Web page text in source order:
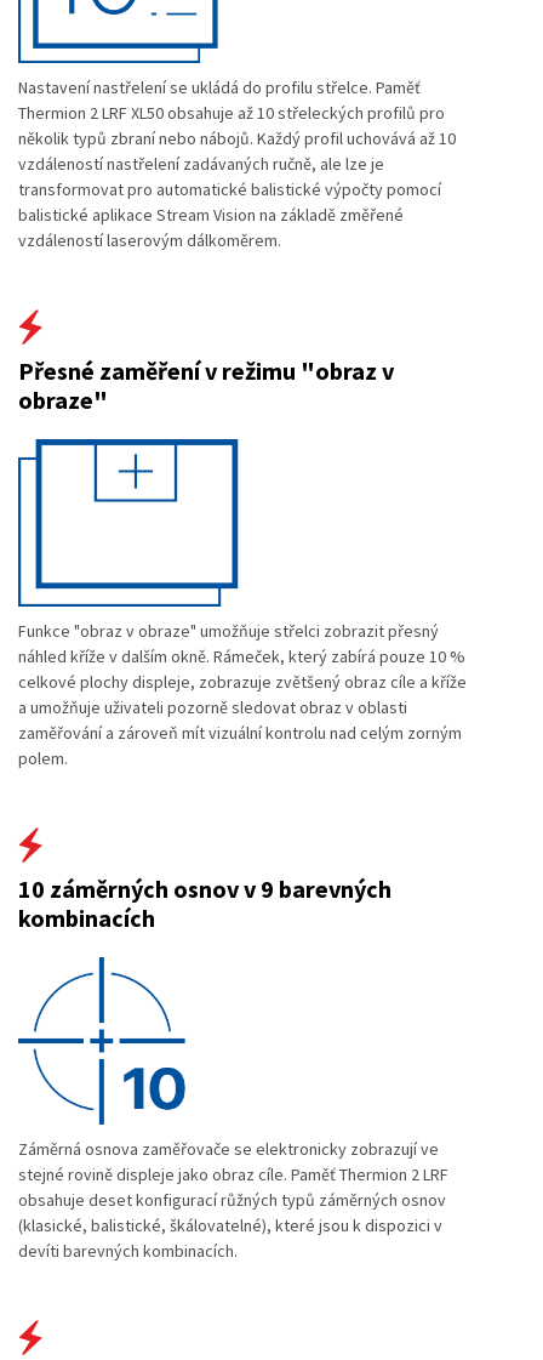
Nastavení nastřelení se ukládá do profilu střelce. Paměť
Thermion 2 LRF XL50 obsahuje až 10 střeleckých profilů pro
několik typů zbraní nebo nábojů. Každý profil uchovává až 10
vzdáleností nastřelení zadávaných ručně, ale lze je
transformovat pro automatické balistické výpočty pomocí
balistické aplikace Stream Vision na základě změřené
vzdáleností laserovým dálkoměrem.
Přesné zaměření v režimu "obraz v
obraze"
Funkce "obraz v obraze" umožňuje střelci zobrazit přesný
náhled kříže v dalším okně. Rámeček, který zabírá pouze 10 %
celkové plochy displeje, zobrazuje zvětšený obraz cíle a kříže
a umožňuje uživateli pozorně sledovat obraz v oblasti
zaměřování a zároveň mít vizuální kontrolu nad celým zorným
polem.
10 záměrných osnov v 9 barevných
kombinacích
Záměrná osnova zaměřovače se elektronicky zobrazují ve
stejné rovině displeje jako obraz cíle. Paměť Thermion 2 LRF
obsahuje deset konfigurací růžných typů záměrných osnov
(klasické, balistické, škálovatelné), které jsou k dispozici v
devíti barevných kombinacích.